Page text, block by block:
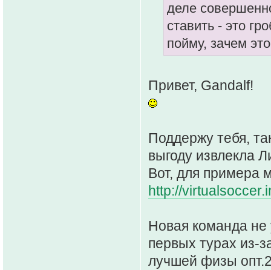
деле
ставить - это
пойму, зачем
Привет, Gandalf!
Поддержу тебя,
выгоду извлекла
Вот, для примера
http://
Новая команда не
первых турах из-
лучшей физы